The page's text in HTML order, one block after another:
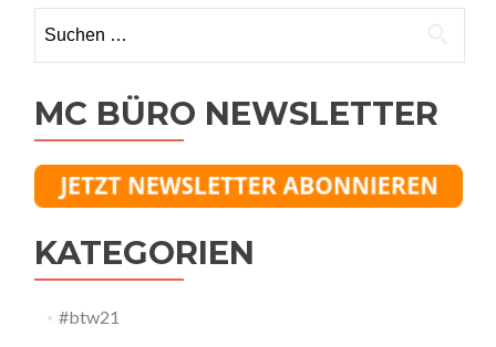
nach:
MC BÜRO NEWSLETTER
KATEGORIEN
#btw21